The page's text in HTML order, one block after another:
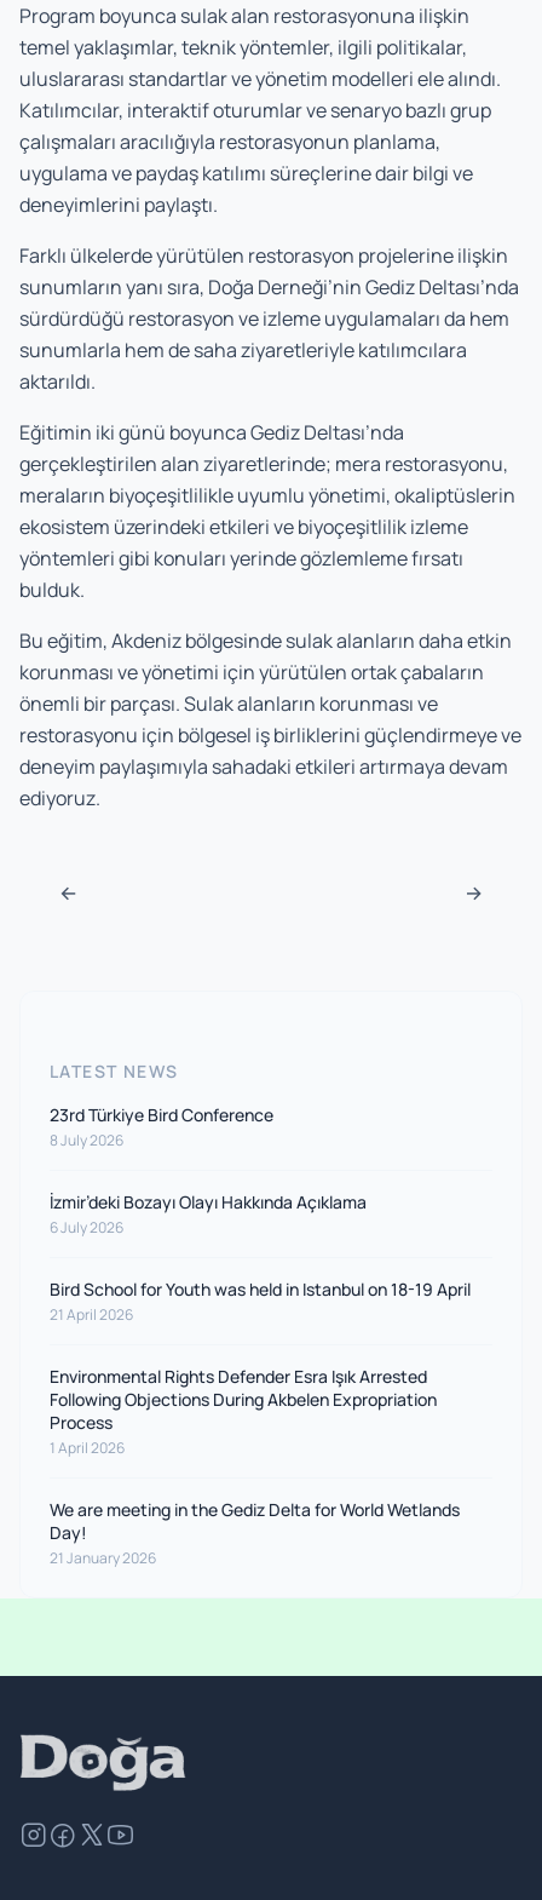
Program boyunca sulak alan restorasyonuna ilişkin
temel yaklaşımlar, teknik yöntemler, ilgili politikalar,
uluslararası standartlar ve yönetim modelleri ele alındı.
Katılımcılar, interaktif oturumlar ve senaryo bazlı grup
çalışmaları aracılığıyla restorasyonun planlama,
uygulama ve paydaş katılımı süreçlerine dair bilgi ve
deneyimlerini paylaştı.
Farklı ülkelerde yürütülen restorasyon projelerine ilişkin
sunumların yanı sıra, Doğa Derneği’nin Gediz Deltası’nda
sürdürdüğü restorasyon ve izleme uygulamaları da hem
sunumlarla hem de saha ziyaretleriyle katılımcılara
aktarıldı.
Eğitimin iki günü boyunca Gediz Deltası’nda
gerçekleştirilen alan ziyaretlerinde; mera restorasyonu,
meraların biyoçeşitlilikle uyumlu yönetimi, okaliptüslerin
ekosistem üzerindeki etkileri ve biyoçeşitlilik izleme
yöntemleri gibi konuları yerinde gözlemleme fırsatı
bulduk.
Bu eğitim, Akdeniz bölgesinde sulak alanların daha etkin
korunması ve yönetimi için yürütülen ortak çabaların
önemli bir parçası. Sulak alanların korunması ve
restorasyonu için bölgesel iş birliklerini güçlendirmeye ve
deneyim paylaşımıyla sahadaki etkileri artırmaya devam
ediyoruz.
Post navigation
← →
LATEST NEWS
23rd Türkiye Bird Conference
8 July 2026
İzmir’deki Bozayı Olayı Hakkında Açıklama
6 July 2026
Bird School for Youth was held in Istanbul on 18-19 April
21 April 2026
Environmental Rights Defender Esra Işık Arrested
Following Objections During Akbelen Expropriation
Process
1 April 2026
We are meeting in the Gediz Delta for World Wetlands
Day!
21 January 2026